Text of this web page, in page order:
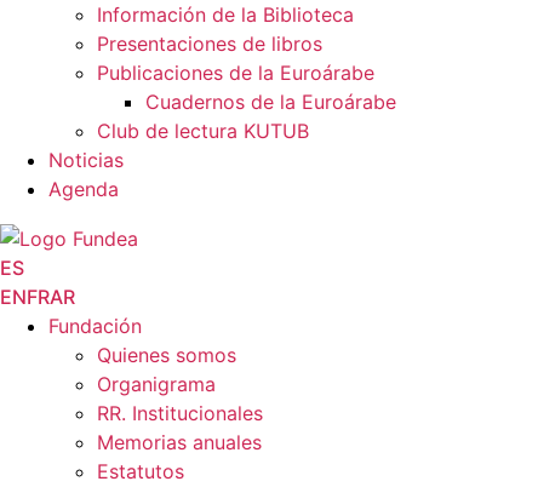
Información de la Biblioteca
Presentaciones de libros
Publicaciones de la Euroárabe
Cuadernos de la Euroárabe
Club de lectura KUTUB
Noticias
Agenda
ES
ENFRAR
Fundación
Quienes somos
Organigrama
RR. Institucionales
Memorias anuales
Estatutos